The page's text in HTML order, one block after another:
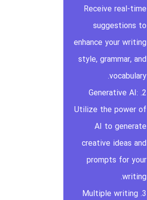
Receive real-time
suggestions to
enhance your writing
style, grammar, and
vocabulary.
2. Generative AI:
Utilize the power of
AI to generate
creative ideas and
prompts for your
writing.
3. Multiple writing